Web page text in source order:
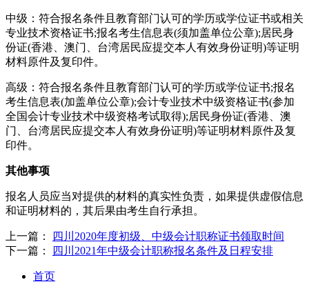
中级：符合报名条件且教育部门认可的学历或学位证书或相关
专业技术资格证书;报名考生信息表(须加盖单位公章);居民身
份证(香港、澳门、台湾居民应提交本人有效身份证明)等证明
材料原件及复印件。
高级：符合报名条件且教育部门认可的学历或学位证书;报名
考生信息表(加盖单位公章);会计专业技术中级资格证书(参加
全国会计专业技术中级资格考试取得);居民身份证(香港、澳
门、台湾居民应提交本人有效身份证明)等证明材料原件及复
印件。
其他事项
报名人员应当对提供的材料的真实性负责，如果提供虚假信息
和证明材料的，其后果由考生自行承担。
上一篇：
四川2020年度初级、中级会计职称证书领取时间
下一篇：
四川2021年中级会计职称报名条件及日程安排
首页